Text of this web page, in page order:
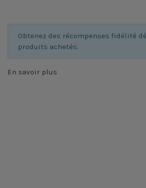
Obtenez des récompenses fidélité
produits achetés.
En savoir plus